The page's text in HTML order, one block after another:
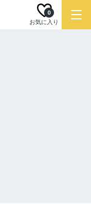
お気に入り
0